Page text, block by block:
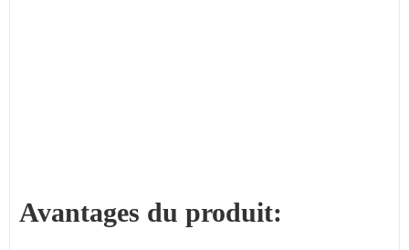
Avantages du produit: